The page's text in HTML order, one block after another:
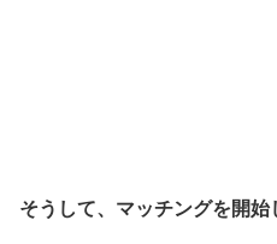
そうして、マッチングを開始